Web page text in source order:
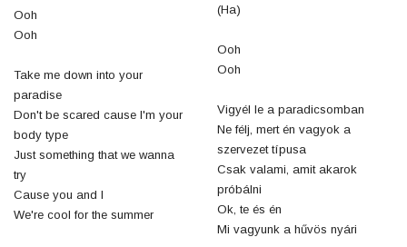
Ooh
Ooh
Take me down into your
paradise
Don't be scared cause I'm your
body type
Just something that we wanna
try
Cause you and I
We're cool for the summer
(Ha)
Ooh
Ooh
Vigyél le a paradicsomban
Ne félj, mert én vagyok a
szervezet típusa
Csak valami, amit akarok
próbálni
Ok, te és én
Mi vagyunk a hűvös nyári